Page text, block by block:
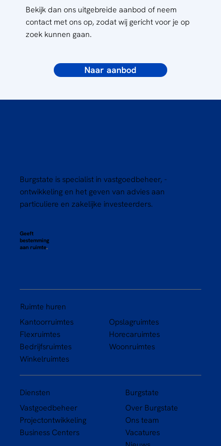
Bekijk dan ons uitgebreide aanbod of neem
contact met ons op, zodat wij gericht voor je op
zoek kunnen gaan.
Naar aanbod
Burgstate is specialist in vastgoedbeheer, -
ontwikkeling en het geven van advies aan
particuliere en zakelijke investeerders.
Geeft
bestemming
aan ruimte.
Ruimte huren
Kantoorruimtes
Flexruimtes
Bedrijfsruimtes
Winkelruimtes
Opslagruimtes
Horecaruimtes
Woonruimtes
Diensten
Vastgoedbeheer
Projectontwikkeling
Business Centers
Burgstate
Over Burgstate
Ons team
Vacatures